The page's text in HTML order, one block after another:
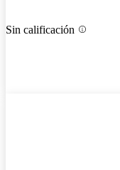
Sin calificación